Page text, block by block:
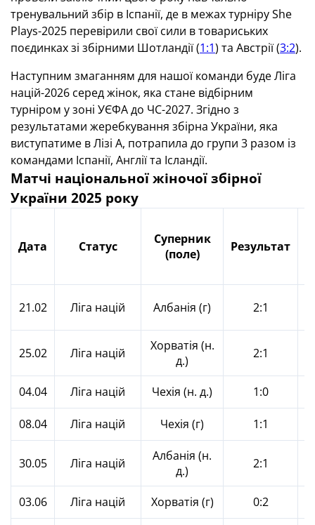
тренувальний збір в Іспанії, де в межах турніру She
Plays-2025 перевірили свої сили в товариських
поєдинках зі збірними Шотландії (1:1) та Австрії (3:2).
Наступним змаганням для нашої команди буде Ліга
націй-2026 серед жінок, яка стане відбірним
турніром у зоні УЄФА до ЧС-2027. Згідно з
результатами жеребкування збірна України, яка
виступатиме в Лізі А, потрапила до групи 3 разом із
командами Іспанії, Англії та Ісландії.
Матчі національної жіночої збірної
України 2025 року
Дата Статус
Суперник
(поле)
Результат
21.02 Ліга націй Албанія (г) 2:1
25.02 Ліга націй
Хорватія (н.
д.)
2:1
04.04
Ліга націй Чехія (н. д.) 1:0
08.04 Ліга націй Чехія (г) 1:1
30.05 Ліга націй
Албанія (н.
д.)
2:1
03.06
Ліга націй Хорватія (г) 0:2